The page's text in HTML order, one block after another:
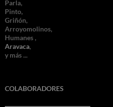
Parla,
Pinto,
Griñón,
Arroyomolinos,
Humanes ,
Aravaca,
y más ...
COLABORADORES